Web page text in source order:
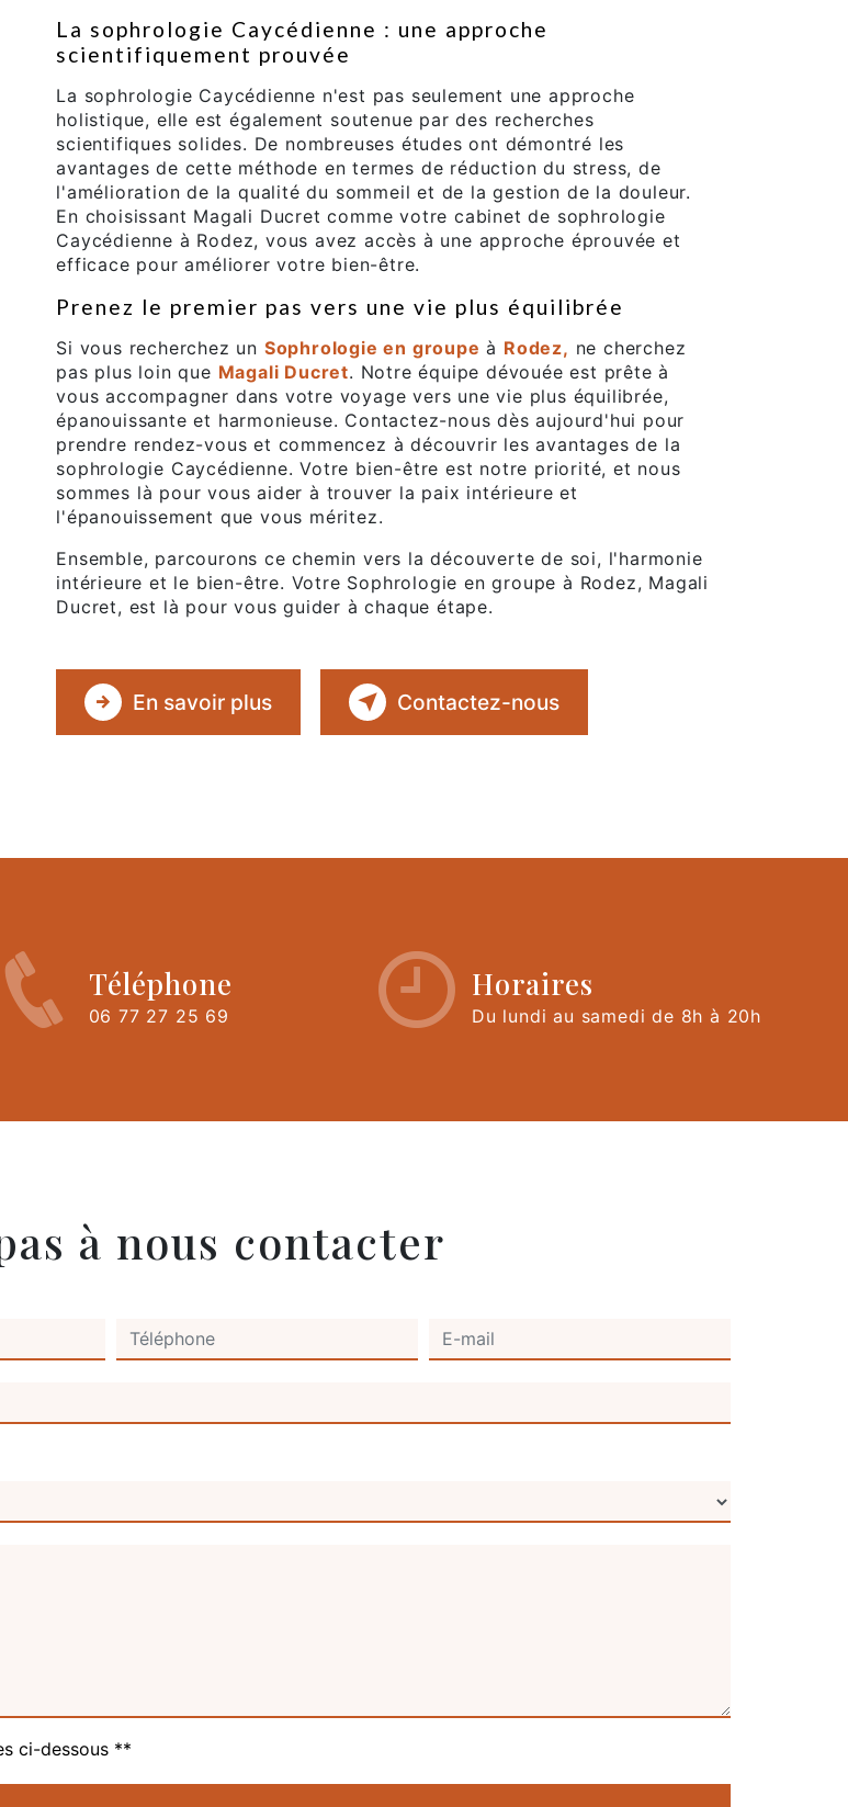
La sophrologie Caycédienne : une approche
scientifiquement prouvée
La sophrologie Caycédienne n'est pas seulement une approche
holistique, elle est également soutenue par des recherches
scientifiques solides. De nombreuses études ont démontré les
avantages de cette méthode en termes de réduction du stress, de
l'amélioration de la qualité du sommeil et de la gestion de la douleur.
En choisissant Magali Ducret comme votre cabinet de sophrologie
Caycédienne à Rodez, vous avez accès à une approche éprouvée et
efficace pour améliorer votre bien-être.
Prenez le premier pas vers une vie plus équilibrée
Si vous recherchez un Sophrologie en groupe à Rodez, ne cherchez
pas plus loin que Magali Ducret. Notre équipe dévouée est prête à
vous accompagner dans votre voyage vers une vie plus équilibrée,
épanouissante et harmonieuse. Contactez-nous dès aujourd'hui pour
prendre rendez-vous et commencez à découvrir les avantages de la
sophrologie Caycédienne. Votre bien-être est notre priorité, et nous
sommes là pour vous aider à trouver la paix intérieure et
l'épanouissement que vous méritez.
Ensemble, parcourons ce chemin vers la découverte de soi, l'harmonie
intérieure et le bien-être. Votre Sophrologie en groupe à Rodez, Magali
Ducret, est là pour vous guider à chaque étape.
En savoir plus Contactez-nous
Téléphone
06 77 27 25 69
Horaires
Du lundi au samedi de 8h à 20h
à nous contacter
ci-dessous **